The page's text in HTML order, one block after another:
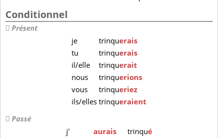
Conditionnel
Présent
je
trinquerais
tu
trinquerais
il/elle
trinquerait
nous
trinquerions
vous
trinqueriez
ils/ellestrinqueraient
Passé
j'
aurais trinqué